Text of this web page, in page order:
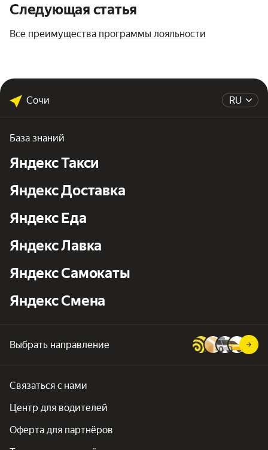
Следующая статья
Все преимущества программы лояльности
RU
Сочи
База знаний
Яндекс Такси
Яндекс Доставка
Яндекс Еда
Яндекс Лавка
Яндекс Самокаты
Яндекс Смена
Выбрать направление
Связаться с нами
Центр для водителей
Оферта для партнёров